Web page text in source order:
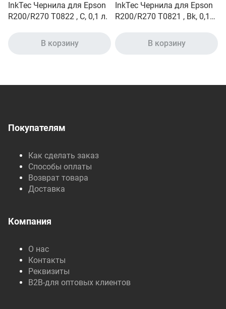
InkTec Чернила для Epson
R200/R270 T0822 , C, 0,1 л.
В корзину
InkTec Чернила для Epson
R200/R270 T0821 , Bk, 0,1
В корзину
Покупателям
Как сделать заказ
Способы оплаты
Возврат товара
Доставка
Компания
О нас
Контакты
Реквизиты
B2B-для оптовых клиентов